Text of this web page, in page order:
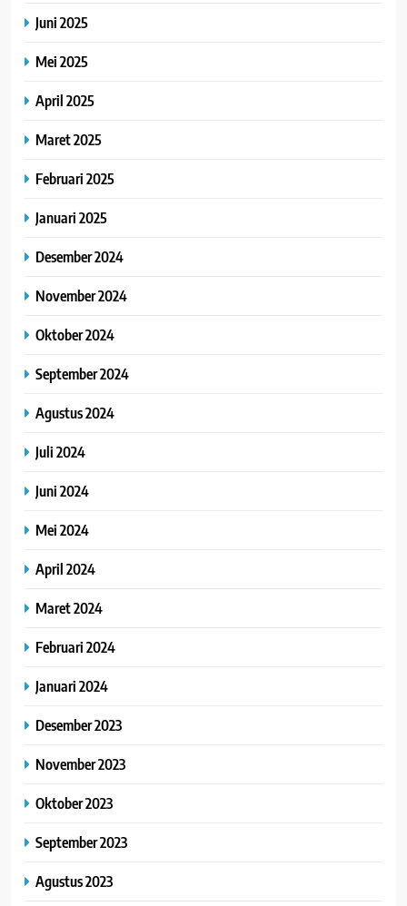
Juni 2025
Mei 2025
April 2025
Maret 2025
Februari 2025
Januari 2025
Desember 2024
November 2024
Oktober 2024
September 2024
Agustus 2024
Juli 2024
Juni 2024
Mei 2024
April 2024
Maret 2024
Februari 2024
Januari 2024
Desember 2023
November 2023
Oktober 2023
September 2023
Agustus 2023